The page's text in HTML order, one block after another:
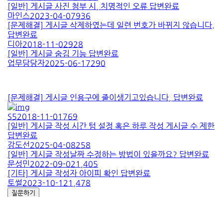
[일반] 게시글 사진 첨부 시, 치명적인 오류 답변완료
마인스2023-04-07936
[문제해결] 게시글 삭제하였는데 일련 번호가 바뀌지 않습니다.
답변완료
디아2018-11-02928
[일반] 게시글 숨김 기능 답변완료
업무담당자2025-06-17290
[문제해결] 게시글 인용구에 줄이생기고있습니다, 답변완료
S52018-11-01 769
[일반] 게시글 작성 시간 텀 설정 혹은 하루 작성 게시글 수 제한
답변완료
강도선2025-04-08258
[일반] 게시글 작성날짜 수정하는 방법이 있을까요? 답변완료
문성민2022-09-02 1,405
[기타] 게시글 작성자 아이피 확인 답변완료
토썰2023-10-12 1,478
질문하기